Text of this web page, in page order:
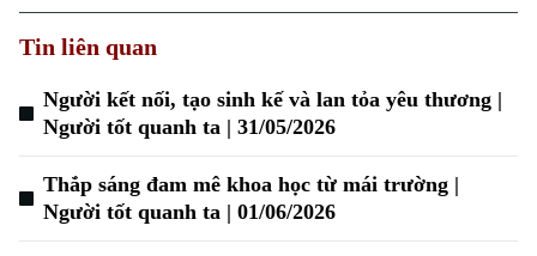
Tin liên quan
Người kết nối, tạo sinh kế và lan tỏa yêu thương |
Người tốt quanh ta | 31/05/2026
Thắp sáng đam mê khoa học từ mái trường |
Người tốt quanh ta | 01/06/2026